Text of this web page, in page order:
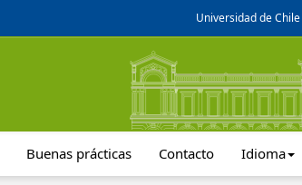
Universidad de Chile
Buenas prácticas Contacto Idioma